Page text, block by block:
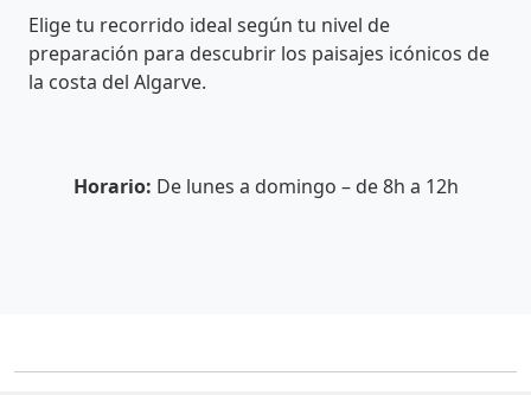
Elige tu recorrido ideal según tu nivel de
preparación para descubrir los paisajes icónicos de
la costa del Algarve.
Horario: De lunes a domingo – de 8h a 12h